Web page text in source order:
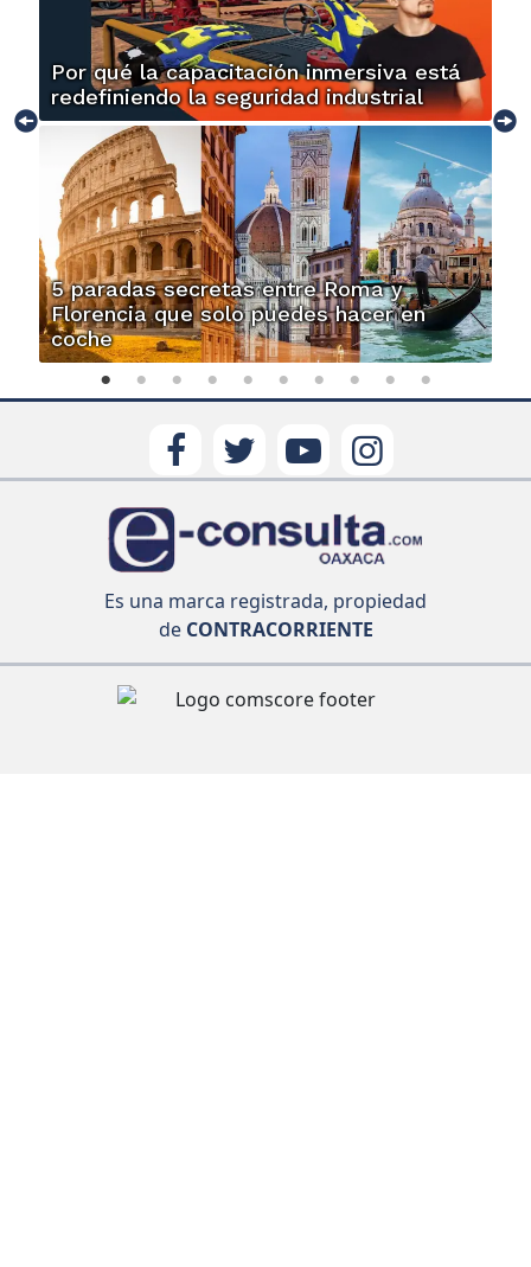
Por qué la capacitación inmersiva está
redefiniendo la seguridad industrial
5 paradas secretas entre Roma y
Florencia que solo puedes hacer en
coche
Es una marca registrada, propiedad
deCONTRACORRIENTE